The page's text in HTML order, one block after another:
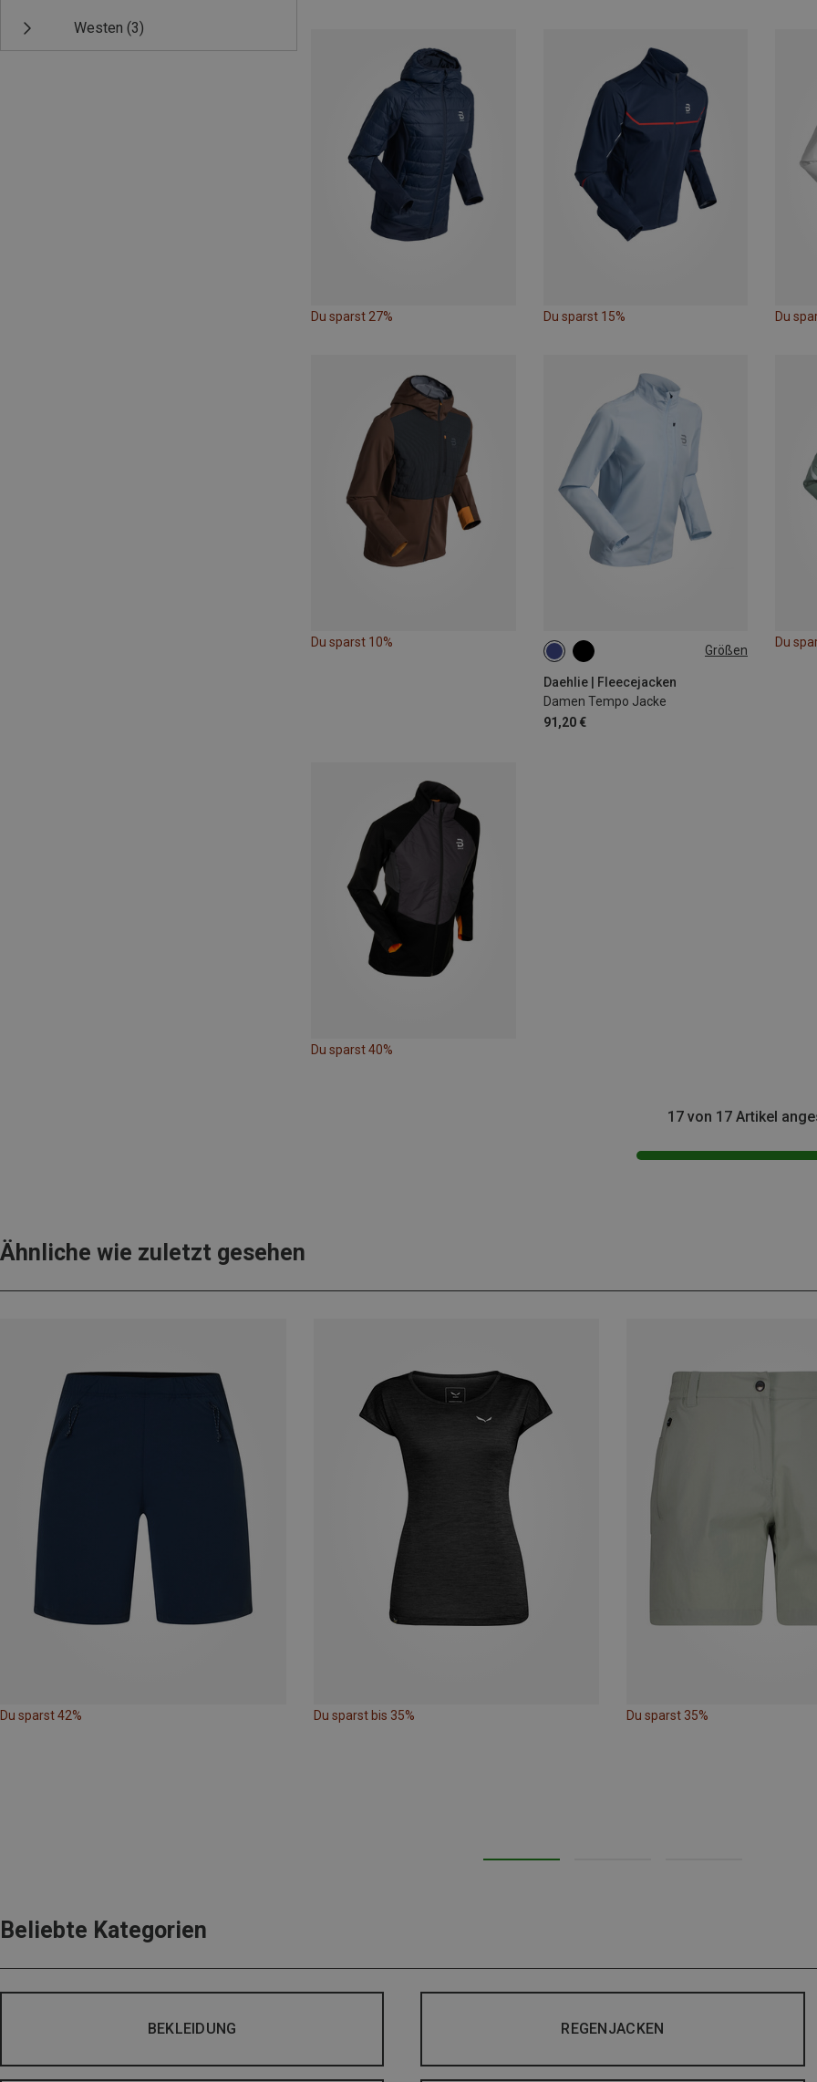
Westen (3)
Du sparst 27% Du sparst 15% Du
Du sparst 10%
Größen
Daehlie | Fleecejacken
Damen Tempo Jacke
91,20 €
XS S
Du
Du sparst 40%
17 von 17 Artikel
Ähnliche wie zuletzt gesehen
Du sparst 42% Du sparst bis 35% Du sparst 35%
Beliebte Kategorien
BEKLEIDUNG REGENJACKEN